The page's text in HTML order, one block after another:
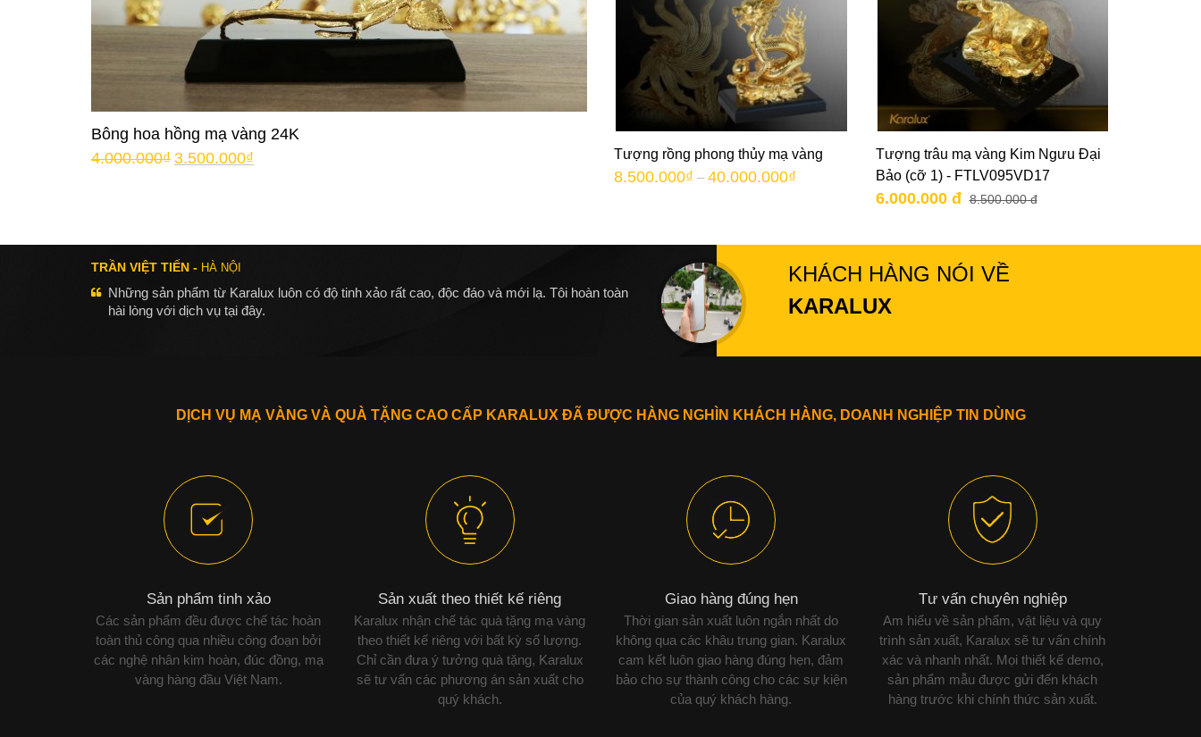
Bông hoa hồng mạ vàng 24K
4.000.000₫ 3.500.000₫ Tượng rồng phong thủy mạ vàng
8.500.000₫ – 40.000.000₫
Tượng trâu mạ vàng Kim Ngưu Đại
Bảo (cỡ 1) - FTLV095VD17
6.000.000 đ 8.500.000 đ
KHÁCH HÀNG NÓI VỀ
KARALUX
TRẦN VIỆT TIẾN - HÀ NỘI
Những sản phẩm từ Karalux luôn có độ tinh xảo rất cao, độc đáo và mới lạ. Tôi hoàn toàn
hài lòng với dịch vụ tại đây.
DỊCH VỤ MẠ VÀNG VÀ QUÀ TẶNG CAO CẤP KARALUX ĐÃ ĐƯỢC HÀNG NGHÌN KHÁCH HÀNG, DOANH NGHIỆP TIN DÙNG
Sản phẩm tinh xảo
Các sản phẩm đều được chế tác hoàn
toàn thủ công qua nhiều công đoạn bởi
các nghệ nhân kim hoàn, đúc đồng, mạ
vàng hàng đầu Việt Nam.
Sản xuất theo thiết kế riêng
Karalux nhận chế tác quà tặng mạ vàng
theo thiết kế riêng với bất kỳ số lượng.
Chỉ cần đưa ý tưởng quà tặng, Karalux
sẽ tư vấn các phương án sản xuất cho
quý khách.
Giao hàng đúng hẹn
Thời gian sản xuất luôn ngắn nhất do
không qua các khâu trung gian. Karalux
cam kết luôn giao hàng đúng hẹn, đảm
bảo cho sự thành công cho các sự kiện
của quý khách hàng.
Tư vấn chuyên nghiệp
Am hiểu về sản phẩm, vật liệu và quy
trình sản xuất, Karalux sẽ tư vấn chính
xác và nhanh nhất. Mọi thiết kế demo,
sản phẩm mẫu được gửi đến khách
hàng trước khi chính thức sản xuất.